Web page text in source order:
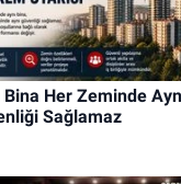
Bina Her Zeminde
Sağlamaz